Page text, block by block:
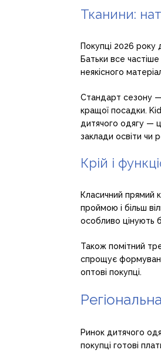
Тканини:
Покупці 2026
Батьки все
неякісного
Стандарт сезону
кращої посадки.
дитячого одягу —
заклади освіти чи
Крій і
Класичний прямий
проймою і більш
особливо цінують
Також помітний
спрощує
оптові покупці.
Ринок дитячого
покупці готові